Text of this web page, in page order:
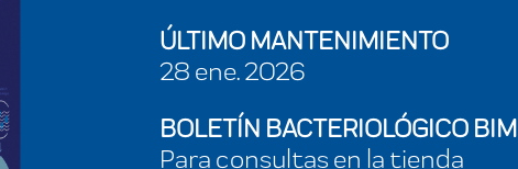
ÚLTIMO MANTENIMIENTO
28 ene. 2026
BOLETÍN BACTERIOLÓGICO
Para consultas en la tienda